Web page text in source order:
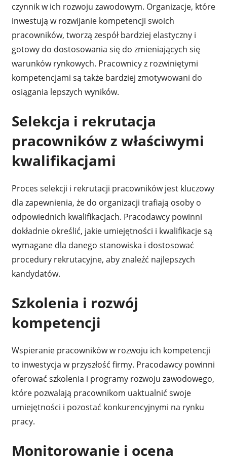
czynnik w ich rozwoju zawodowym. Organizacje, które
inwestują w rozwijanie kompetencji swoich
pracowników, tworzą zespół bardziej elastyczny i
gotowy do dostosowania się do zmieniających się
warunków rynkowych. Pracownicy z rozwiniętymi
kompetencjami są także bardziej zmotywowani do
osiągania lepszych wyników.
Selekcja i rekrutacja
pracowników z właściwymi
kwalifikacjami
Proces selekcji i rekrutacji pracowników jest kluczowy
dla zapewnienia, że do organizacji trafiają osoby o
odpowiednich kwalifikacjach. Pracodawcy powinni
dokładnie określić, jakie umiejętności i kwalifikacje są
wymagane dla danego stanowiska i dostosować
procedury rekrutacyjne, aby znaleźć najlepszych
kandydatów.
Szkolenia i rozwój
kompetencji
Wspieranie pracowników w rozwoju ich kompetencji
to inwestycja w przyszłość firmy. Pracodawcy powinni
oferować szkolenia i programy rozwoju zawodowego,
które pozwalają pracownikom uaktualnić swoje
umiejętności i pozostać konkurencyjnymi na rynku
pracy.
Monitorowanie i ocena